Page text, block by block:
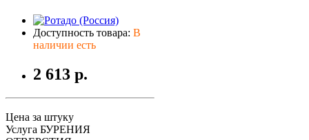
Доступность товара: В
наличии есть
2 613 р.
Цена за штуку
Услуга БУРЕНИЯ